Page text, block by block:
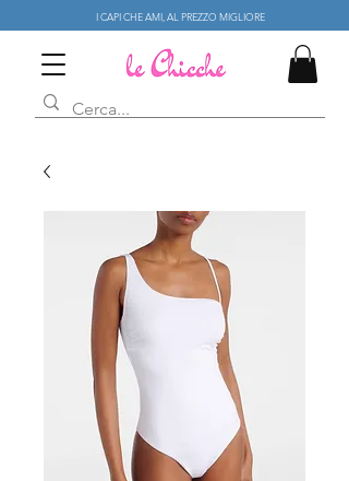
I CAPI CHE AMI, AL PREZZO MIGLIORE